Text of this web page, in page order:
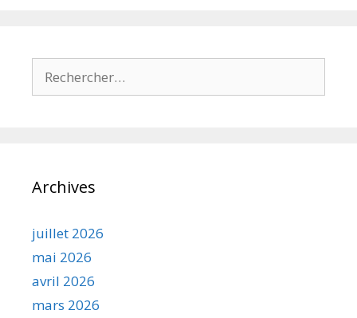
Archives
juillet 2026
mai 2026
avril 2026
mars 2026